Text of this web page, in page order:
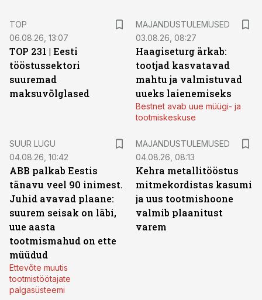
TOP
06.08.26, 13:07
TOP 231 | Eesti
tööstussektori
suuremad
maksuvõlglased
MAJANDUSTULEMUSED
03.08.26, 08:27
Haagiseturg ärkab:
tootjad kasvatavad
mahtu ja valmistuvad
uueks laienemiseks
Bestnet avab uue müügi- ja
tootmiskeskuse
SUUR LUGU
04.08.26, 10:42
ABB palkab Eestis
tänavu veel 90 inimest.
Juhid avavad plaane:
suurem seisak on läbi,
uue aasta
tootmismahud on ette
müüdud
Ettevõte muutis
tootmistöötajate
palgasüsteemi
MAJANDUSTULEMUSED
04.08.26, 08:13
Kehra metallitööstus
mitmekordistas kasumi
ja uus tootmishoone
valmib plaanitust
varem